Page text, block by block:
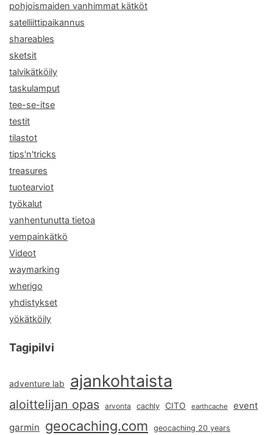
pohjoismaiden vanhimmat kätköt
satelliittipaikannus
shareables
sketsit
talvikätköily
taskulamput
tee-se-itse
testit
tilastot
tips'n'tricks
treasures
tuotearviot
työkalut
vanhentunutta tietoa
vempainkätkö
Videot
waymarking
wherigo
yhdistykset
yökätköily
Tagipilvi
adventure lab ajankohtaista
aloittelijan opas arvonta cachly CITO earthcache event
garmin geocaching.com geocaching 20 years